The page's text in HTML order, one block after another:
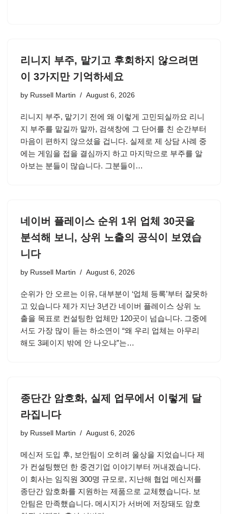
리니지 부주, 맡기고 후회하지 않으려면
이 3가지만 기억하세요
by Russell Martin August 6, 2026
리니지 부주, 맡기기 전에 왜 이렇게 고민되실까요 리니
지 부주를 맡길까 말까, 검색창에 그 단어를 친 순간부터
마음이 편하지 않으셨을 겁니다. 실제로 제 상담 사례 중
에는 게임을 접을 결심까지 하고 마지막으로 부주를 알
아보는 분들이 많습니다. 그분들이…
네이버 플레이스 순위 1위 업체 30곳을
분석해 보니, 상위 노출의 공식이 보였습
니다
by Russell Martin August 6, 2026
순위가 안 오르는 이유, 대부분이 ‘업체 등록’부터 잘못하
고 있습니다 제가 지난 3년간 네이버 플레이스 상위 노
출을 목표로 컨설팅한 업체만 120곳이 넘습니다. 그중에
서도 가장 많이 듣는 하소연이 “왜 우리 업체는 아무리
해도 3페이지 밖에 안 나오냐”는…
종단간 암호화, 실제 업무에서 이렇게 달
라집니다
by Russell Martin August 6, 2026
메신저 도입 후, 보안팀이 오히려 울상을 지었습니다 제
가 컨설팅했던 한 중견기업 이야기부터 꺼내겠습니다.
이 회사는 임직원 300명 규모로, 지난해 협업 메신저를
종단간 암호화를 지원하는 제품으로 교체했습니다. 보
안팀은 만족했습니다. 메시지가 서버에 저장돼도 암호